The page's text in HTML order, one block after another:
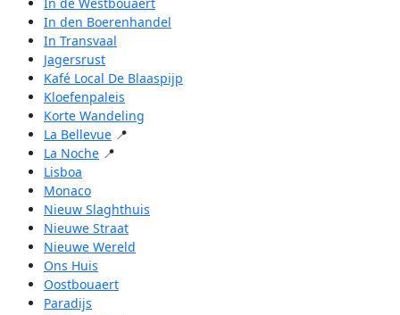
In den Boerenhandel
In Transvaal
Jagersrust
Kafé Local De Blaaspijp
Kloefenpaleis
Korte Wandeling
La Bellevue 📍
La Noche 📍
Lisboa
Monaco
Nieuw Slaghthuis
Nieuwe Straat
Nieuwe Wereld
Ons Huis
Oostbouaert
Paradijs